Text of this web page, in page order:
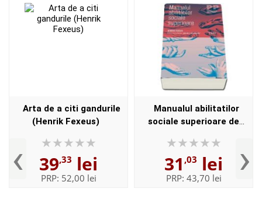
‹
Arta de a citi gandurile
(Henrik Fexeus)
39,33 lei
PRP: 52,00 lei
Manualul abilitatilor
sociale superioare de
Psihologie practica
31 ,03 lei
PRP: 43,70 lei ›